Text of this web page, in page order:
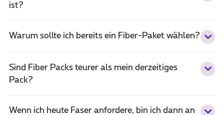
ist?
Warum sollte ich bereits ein Fiber-Paket wählen?
Sind Fiber Packs teurer als mein derzeitiges
Pack?
Wenn ich heute Faser anfordere, bin ich dann an